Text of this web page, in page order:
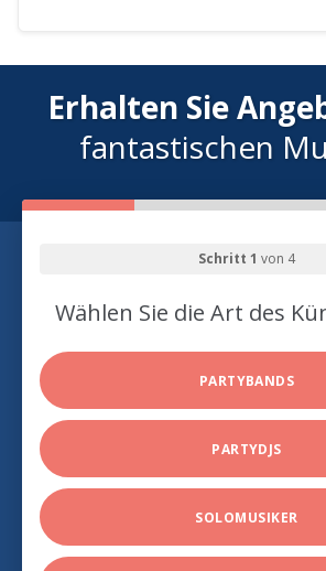
Erhalten Sie
fantastischen
Schritt 1 von 4
Wählen Sie die Art des
PARTYBANDS
PARTYDJS
SOLOMUSIKER